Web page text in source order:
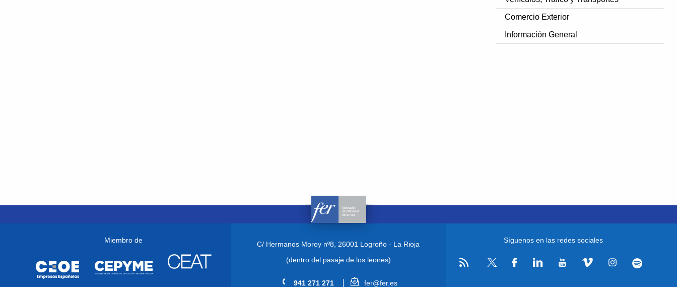
Comercio Exterior
Información General
Miembro de C/ Hermanos Moroy nº8, 26001 Logroño - La Rioja
(dentro del pasaje de los leones)
941 271 271 fer@fer.es
Síguenos en las redes sociales